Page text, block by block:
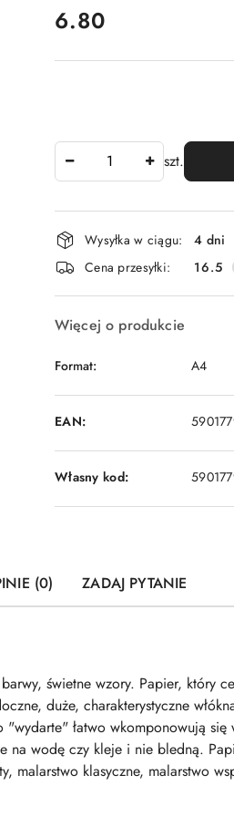
cena:
6.80
szt.
Dostępność
i
dostawa
Wysyłka w ciągu:
4 dni
Cena przesyłki:
16.5
Więcej o produkcie
Format: A4
EAN:
Własny kod:
(0) ZADAJ PYTANIE
świetne wzory. Papier, który
duże, charakterystyczne
łatwo wkomponowują
wodę czy kleje i nie bledną.
klasyczne, malarstwo